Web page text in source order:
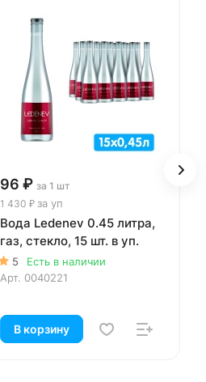
96 ₽ за 1 шт
1 430 ₽ за уп
Вода Ledenev 0.45 литра,
газ, стекло, 15 шт. в уп.
5
Есть в наличии
Арт. 0040221
В корзину